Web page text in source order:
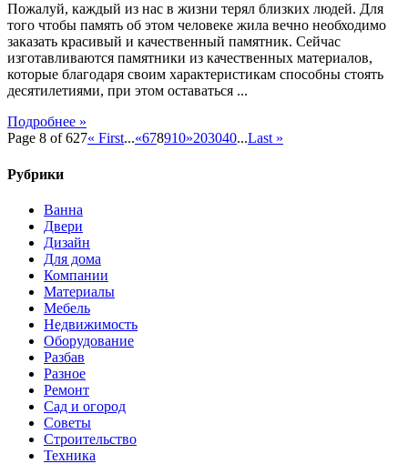
Пожалуй, каждый из нас в жизни терял близких людей. Для
того чтобы память об этом человеке жила вечно необходимо
заказать красивый и качественный памятник. Сейчас
изготавливаются памятники из качественных материалов,
которые благодаря своим характеристикам способны стоять
десятилетиями, при этом оставаться ...
Подробнее »
Page 8 of 627« First...«678910»203040...Last »
Рубрики
Ванна
Двери
Дизайн
Для дома
Компании
Материалы
Мебель
Недвижимость
Оборудование
Разбав
Разное
Ремонт
Сад и огород
Советы
Строительство
Техника